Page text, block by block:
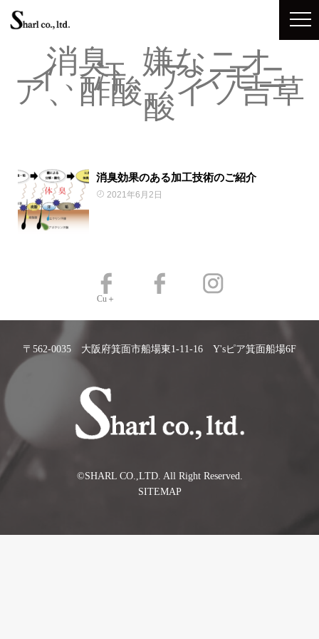
消臭、嫌なニオ
イ、汗、アンモニ
ア、酢酸、イソ吉草
酸
消臭効果のある加工技術のご紹介
2021年6月2日
Cu＋
〒562-0035 大阪府箕面市船場東1-11-16 Y'sピア箕面船場6F
©️SHARL CO.,LTD. All Right Reserved.
SITEMAP